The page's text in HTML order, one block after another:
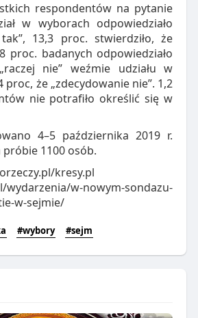
respondentów na pytanie
w wyborach odpowiedziało
tak”, 13,3 proc. stwierdziło, że
proc. badanych odpowiedziało
nie” weźmie udziału w
proc, że „zdecydowanie nie”. 1,2
nie potrafiło określić się w
4–5 października 2019 r.
próbie 1100 osób.
kresy.pl
wydarzenia/w-nowym-sondazu-
w-sejmie/
#wybory #sejm